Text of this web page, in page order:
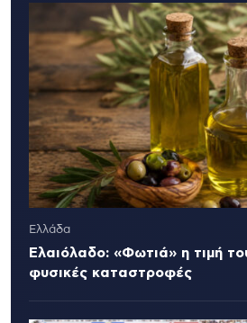
Ελλάδα
Ελαιόλαδο: «Φωτιά» η τιμή
φυσικές καταστροφές